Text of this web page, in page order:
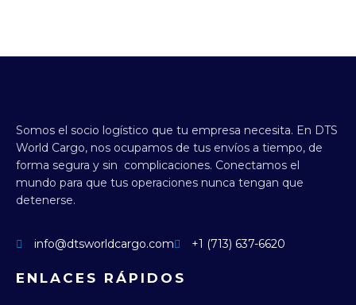
Somos el socio logístico que tu empresa necesita. En DTS
World Cargo, nos ocupamos de tus envíos a tiempo, de
forma segura y sin complicaciones. Conectamos el
mundo para que tus operaciones nunca tengan que
detenerse.
info@dtsworldcargo.com +1 (713) 637-6620
ENLACES RÁPIDOS